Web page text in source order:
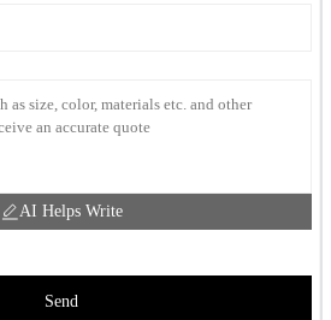
AI Helps Write
Send